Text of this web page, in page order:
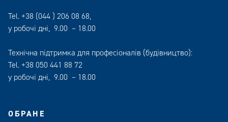
Tel. +38 (044 ) 206 08 68,
у робочі дні, 9.00 – 18.00
Технічна підтримка для професіоналів (будівництво):
Tel. +38 050 441 88 72
у робочі дні, 9.00 – 18.00
ОБРАНЕ